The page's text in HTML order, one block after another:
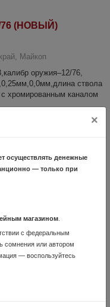
76 (НОВЫЙ)
Майкоп
оружия–12/76,
ствола
хромированным каналом
76 (НОВЫЙ)
Майкоп
×
осуществлять денежные
— только при
магазином.
с федеральным
сомнения или автором
— воспользуйтесь